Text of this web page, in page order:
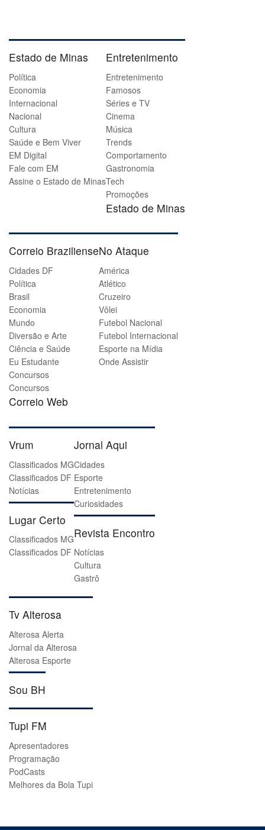
Estado de Minas
Política
Economia
Internacional
Nacional
Cultura
Saúde e Bem Viver
EM Digital
Fale com EM
Assine o Estado de Minas
Entretenimento
Entretenimento
Famosos
Séries e TV
Cinema
Música
Trends
Comportamento
Gastronomia
Tech
Promoções
Estado de Minas
Correio Braziliense
Cidades DF
Política
Brasil
Economia
Mundo
Diversão e Arte
Ciência e Saúde
Eu Estudante
Concursos
Concursos
Correio Web
No Ataque
América
Atlético
Cruzeiro
Vôlei
Futebol Nacional
Futebol Internacional
Esporte na Mídia
Onde Assistir
Vrum
Classificados MG
Classificados DF
Notícias
Lugar Certo
Classificados MG
Classificados DF
Jornal Aqui
Cidades
Esporte
Entretenimento
Curiosidades
Revista Encontro
Notícias
Cultura
Gastrô
Tv Alterosa
Alterosa Alerta
Jornal da Alterosa
Alterosa Esporte
Sou BH
Tupi FM
Apresentadores
Programação
PodCasts
Melhores da Bola Tupi